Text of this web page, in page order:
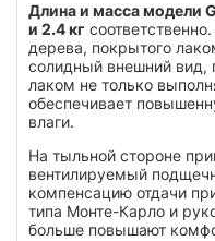
Длина и масса модели
и 2.4 кг
дерева, покрытого
солидный внешний вид,
лаком не только
обеспечивает
влаги.
На тыльной стороне
вентилируемый
компенсацию отдачи
типа Монте-Карло и
больше повышают